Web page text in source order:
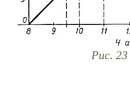
Рис. 23